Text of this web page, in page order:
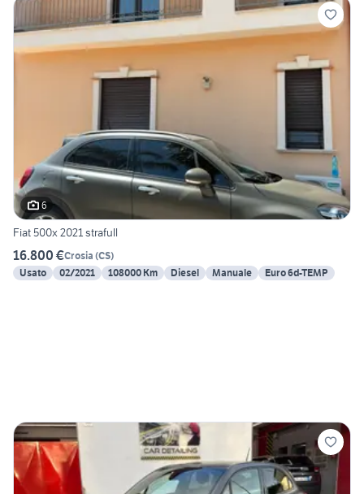
6
Fiat 500x 2021 strafull
16.800 €Crosia (CS)
Usato
02/2021 108000 Km Diesel Manuale Euro 6d-TEMP